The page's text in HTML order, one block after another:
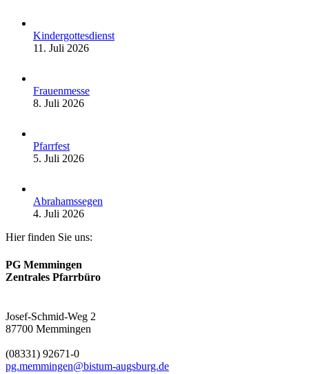
Kindergottesdienst
11. Juli 2026
Frauenmesse
8. Juli 2026
Pfarrfest
5. Juli 2026
Abrahamssegen
4. Juli 2026
Hier finden Sie uns:
PG Memmingen
Zentrales Pfarrbüro
Josef-Schmid-Weg 2
87700 Memmingen
(08331) 92671-0
pg.memmingen@bistum-augsburg.de